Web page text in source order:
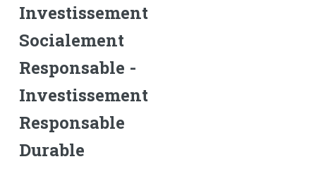
Investissement
Socialement
Responsable -
Investissement
Responsable
Durable